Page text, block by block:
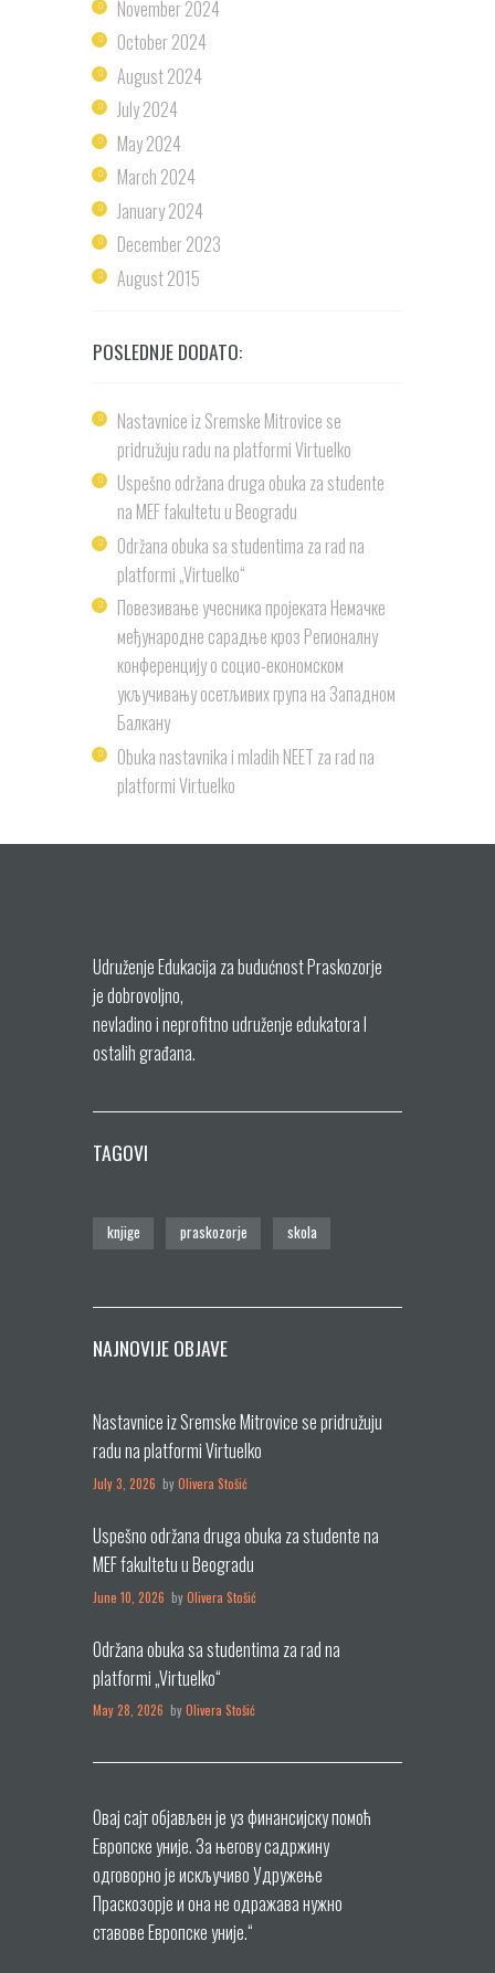
November2024
October2024
August2024
July2024
May2024
March 2024
January2024
December2023
August2015
POSLEDNJE DODATO:
Nastavnice iz Sremske Mitrovice se
pridružuju radu na platformi Virtuelko
Uspešno održana druga obuka za studente
na MEF fakultetu u Beogradu
Održana obuka sa studentima za rad na
platformi „Virtuelko“
Повезивање учесника пројеката Немачке
међународне сарадње кроз Регионалну
конференцију о социо-економском
укључивању осетљивих група на Западном
Балкану
Obuka nastavnika i mladih NEET za rad na
platformi Virtuelko
Udruženje Edukacija za budućnost Praskozorje
je dobrovoljno,
nevladino i neprofitno udruženje edukatora I
ostalih građana.
TAGOVI
knjige praskozorje skola
NAJNOVIJE OBJAVE
Nastavnice iz Sremske Mitrovice se pridružuju
radu na platformi Virtuelko
July 3, 2026 byOlivera Stošić
Uspešno održana druga obuka za studente na
MEF fakultetu u Beogradu
June 10, 2026 byOlivera Stošić
Održana obuka sa studentima za rad na
platformi „Virtuelko“
May 28, 2026 byOlivera Stošić
Овај сајт објављен је уз финансијску помоћ
Европске уније. За његову садржину
одговорнo је искључиво Удружење
Праскозорје и она не одражава нужно
ставове Европске уније.“